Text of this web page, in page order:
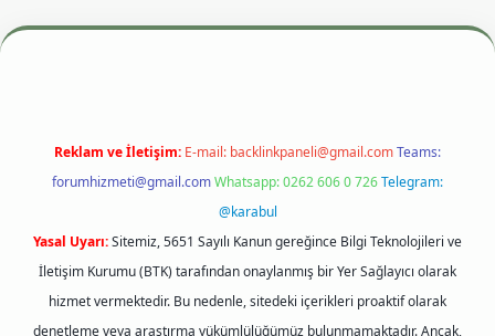
betexper.xyzm elexbet
Reklam ve İletişim: E-mail: backlinkpaneli@gmail.comTeams:
forumhizmeti@gmail.comWhatsapp: 0262 606 0 726Telegram:
@karabul
Yasal Uyarı:Sitemiz, 5651 Sayılı Kanun gereğince Bilgi Teknolojileri ve
İletişim Kurumu (BTK) tarafından onaylanmış bir Yer Sağlayıcı olarak
hizmet vermektedir. Bu nedenle, sitedeki içerikleri proaktif olarak
denetleme veya araştırma yükümlülüğümüz bulunmamaktadır. Ancak,